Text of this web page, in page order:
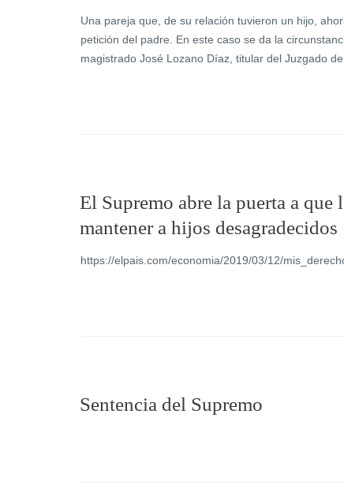
Una pareja que, de su relación tuvieron un hijo,
petición del padre. En este caso se da la
magistrado José Lozano Díaz, titular del Juzgado
El Supremo abre la puerta a
mantener a hijos desagradecidos
https://elpais.com/economia/2019/03/12/
Sentencia del Supremo